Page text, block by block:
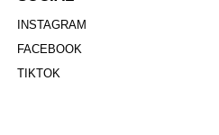
INSTAGRAM
FACEBOOK
TIKTOK